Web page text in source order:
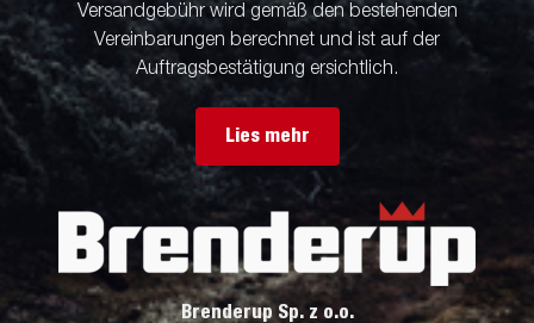
Versandgebühr wird gemäß den bestehenden
Vereinbarungen berechnet und ist auf der
Auftragsbestätigung ersichtlich.
Lies mehr
Brenderup Sp. z o.o.